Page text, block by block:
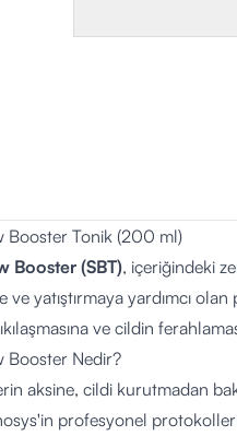
Booster Tonik (200 ml)
Booster (SBT), içeriğindeki
ve yatıştırmaya yardımcı
ve cildin
Booster Nedir?
aksine, cildi kurutmadan
profesyonel